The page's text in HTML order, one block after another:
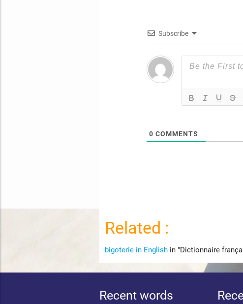
Subscribe
0 COMMENTS
Related :
bigoterie in English in "Dictionnaire
Recent words